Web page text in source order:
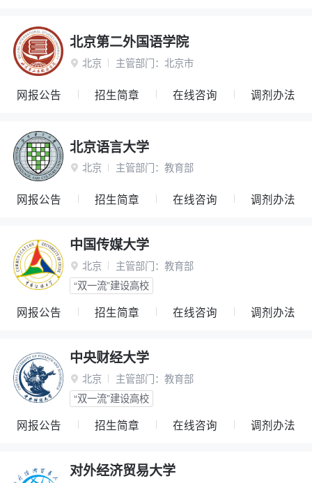
北京第二外国语学院
 北京 主管部门： 北京市
网报公告 招生简章 在线咨询 调剂办法
北京语言大学
 北京 主管部门： 教育部
网报公告 招生简章 在线咨询 调剂办法
中国传媒大学
 北京 主管部门： 教育部
“双一流”建设高校
网报公告 招生简章 在线咨询 调剂办法
中央财经大学
 北京 主管部门： 教育部
“双一流”建设高校
网报公告 招生简章 在线咨询 调剂办法
对外经济贸易大学